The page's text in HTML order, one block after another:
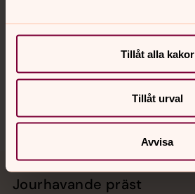
Tillåt alla kakor
Tillåt urval
Avvisa
Hitta snabbt
Sociala kanaler
Jourhavande präst